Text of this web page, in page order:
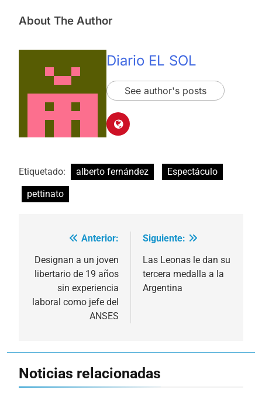
About The Author
Diario EL SOL
See author's posts
Etiquetado: alberto fernández
Espectáculo
pettinato
Navegación
de
entradas
Anterior:
Designan a un joven
libertario de 19 años
sin experiencia
laboral como jefe del
ANSES
Siguiente:
Las Leonas le dan su
tercera medalla a la
Argentina
Noticias relacionadas